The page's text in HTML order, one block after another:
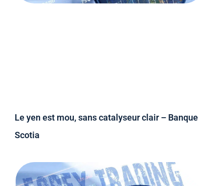
Le yen est mou, sans catalyseur clair – Banque
Scotia